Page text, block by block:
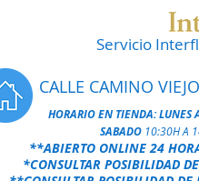
Servicio
CALLE CAMINO
HORARIO EN TIENDA:LUNES
SABADO 10:30H A
**ABIERTO ONLINE 24
*CONSULTAR POSIBILIDAD